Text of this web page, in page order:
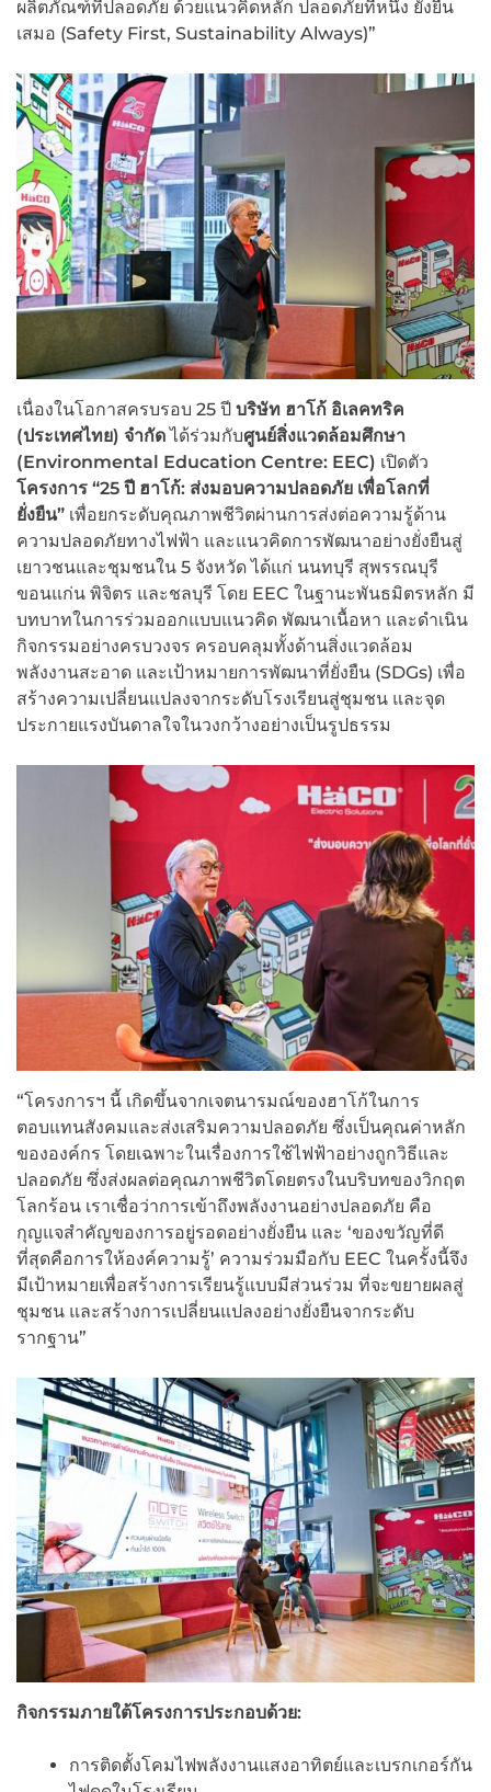
ผลิตภัณฑ์ที่ปลอดภัย ด้วยแนวคิดหลัก ปลอดภัยที่หนึ่ง ยั่งยืน
เสมอ (Safety First, Sustainability Always)”
เนื่องในโอกาสครบรอบ 25 ปี บริษัท ฮาโก้ อิเลคทริค
(ประเทศไทย) จำกัดได้ร่วมกับศูนย์สิ่งแวดล้อมศึกษา
(Environmental Education Centre: EEC) เปิดตัว
โครงการ “25 ปี ฮาโก้: ส่งมอบความปลอดภัย เพื่อโลกที่
ยั่งยืน” เพื่อยกระดับคุณภาพชีวิตผ่านการส่งต่อความรู้ด้าน
ความปลอดภัยทางไฟฟ้า และแนวคิดการพัฒนาอย่างยั่งยืนสู่
เยาวชนและชุมชนใน 5 จังหวัด ได้แก่ นนทบุรี สุพรรณบุรี
ขอนแก่น พิจิตร และชลบุรี โดย EEC ในฐานะพันธมิตรหลัก มี
บทบาทในการร่วมออกแบบแนวคิด พัฒนาเนื้อหา และดำเนิน
กิจกรรมอย่างครบวงจร ครอบคลุมทั้งด้านสิ่งแวดล้อม
พลังงานสะอาด และเป้าหมายการพัฒนาที่ยั่งยืน (SDGs) เพื่อ
สร้างความเปลี่ยนแปลงจากระดับโรงเรียนสู่ชุมชน และจุด
ประกายแรงบันดาลใจในวงกว้างอย่างเป็นรูปธรรม
“โครงการฯ นี้ เกิดขึ้นจากเจตนารมณ์ของฮาโก้ในการ
ตอบแทนสังคมและส่งเสริมความปลอดภัย ซึ่งเป็นคุณค่าหลัก
ขององค์กร โดยเฉพาะในเรื่องการใช้ไฟฟ้าอย่างถูกวิธีและ
ปลอดภัย ซึ่งส่งผลต่อคุณภาพชีวิตโดยตรงในบริบทของวิกฤต
โลกร้อน เราเชื่อว่าการเข้าถึงพลังงานอย่างปลอดภัย คือ
กุญแจสำคัญของการอยู่รอดอย่างยั่งยืน และ ‘ของขวัญที่ดี
ที่สุดคือการให้องค์ความรู้’ ความร่วมมือกับ EEC ในครั้งนี้จึง
มีเป้าหมายเพื่อสร้างการเรียนรู้แบบมีส่วนร่วม ที่จะขยายผลสู่
ชุมชน และสร้างการเปลี่ยนแปลงอย่างยั่งยืนจากระดับ
รากฐาน”
กิจกรรมภายใต้โครงการประกอบด้วย:
การติดตั้งโคมไฟพลังงานแสงอาทิตย์และเบรกเกอร์กัน